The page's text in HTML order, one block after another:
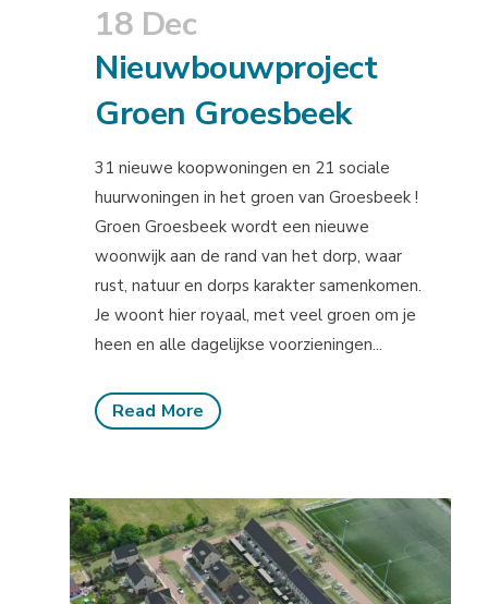
18 Dec
Nieuwbouwproject
Groen Groesbeek
31 nieuwe koopwoningen en 21 sociale
huurwoningen in het groen van Groesbeek !
Groen Groesbeek wordt een nieuwe
woonwijk aan de rand van het dorp, waar
rust, natuur en dorps karakter samenkomen.
Je woont hier royaal, met veel groen om je
heen en alle dagelijkse voorzieningen...
Read More